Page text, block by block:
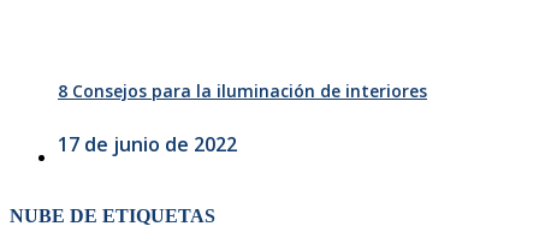
8 Consejos para la iluminación de interiores
17 de junio de 2022
NUBE DE ETIQUETAS